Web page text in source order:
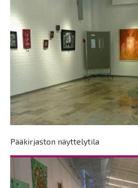
Pääkirjaston näyttelytila